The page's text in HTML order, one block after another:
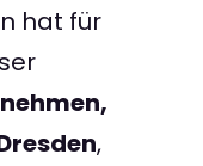
hat für
,